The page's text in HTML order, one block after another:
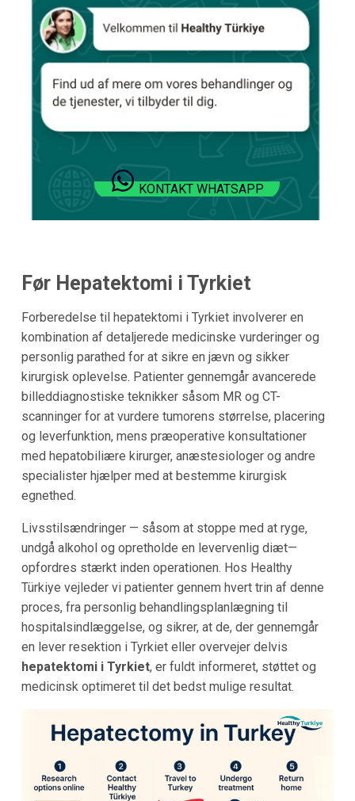
KONTAKT WHATSAPP
Før Hepatektomi i Tyrkiet
Forberedelse til hepatektomi i Tyrkiet involverer en
kombination af detaljerede medicinske vurderinger og
personlig parathed for at sikre en jævn og sikker
kirurgisk oplevelse. Patienter gennemgår avancerede
billeddiagnostiske teknikker såsom MR og CT-
scanninger for at vurdere tumorens størrelse, placering
og leverfunktion, mens præoperative konsultationer
med hepatobiliære kirurger, anæstesiologer og andre
specialister hjælper med at bestemme kirurgisk
egnethed.
Livsstilsændringer — såsom at stoppe med at ryge,
undgå alkohol og opretholde en levervenlig diæt—
opfordres stærkt inden operationen. Hos Healthy
Türkiye vejleder vi patienter gennem hvert trin af denne
proces, fra personlig behandlingsplanlægning til
hospitalsindlæggelse, og sikrer, at de, der gennemgår
en lever resektion i Tyrkiet eller overvejer delvis
hepatektomi i Tyrkiet, er fuldt informeret, støttet og
medicinsk optimeret til det bedst mulige resultat.